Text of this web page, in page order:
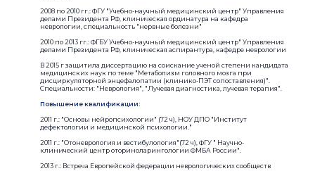
2008 по 2010 гг.: ФГУ "Учебно-научный медицинский центр" Управления
делами Президента РФ, клиническая ординатура на кафедра
неврологии, специальность "нервные болезни"
2010 по 2013 гг.: ФГБУ Учебно-научный медицинский центр" Управления
делами Президента РФ, клиническая аспирантура, кафедре неврологии
В 2015 г защитила диссертацию на соискание ученой степени кандидата
медицинских наук по теме "Метаболизм головного мозга при
дисциркуляторной энцефалопатии (клинико-ПЭТ сопоставления)".
Специальности: "Неврология", "Лучевая диагностика, лучевая терапия".
Повышение квалификации:
2011 г.: "Основы нейропсихологии" (72 ч), НОУ ДПО "Институт
дефектологии и медицинской психологии."
2011 г.: "Отоневрология и вестибулология"(72 ч), ФГУ " Научно-
клинический центр оториноларингологии ФМБА России".
2013 г.: Встреча Европейской федерации неврологических сообществ